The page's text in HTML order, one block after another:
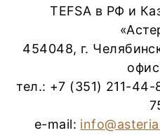
TEFSA в РФ и
454048, г.
тел.: +7 (351) 211-
e-mail: